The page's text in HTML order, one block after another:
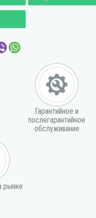
Гарантийное и
послегарантийное
обслуживание
рынке